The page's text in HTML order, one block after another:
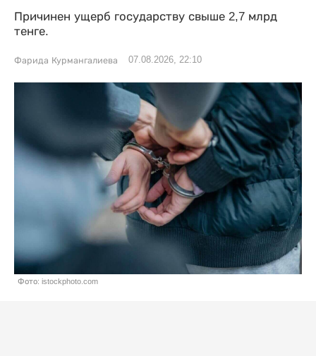
Причинен ущерб государству свыше 2,7 млрд
тенге.
Фарида Курмангалиева 07.08.2026, 22:10
Фото: istockphoto.com